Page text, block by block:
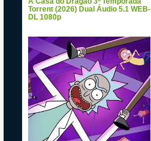
Torrent (2026) Dual Áudio 5.1 WEB-
DL 1080p